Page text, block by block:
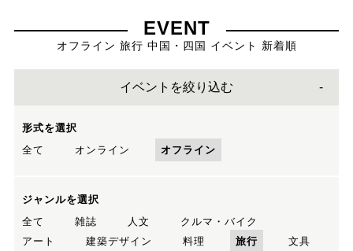
EVENT
オフライン 旅行 中国・四国 イベント 新着順
イベントを絞り込む
形式を選択
全て
オンライン オフライン
ジャンルを選択
全て
雑誌 人文
クルマ・バイク
アート
建築デザイン 料理 旅行
文具